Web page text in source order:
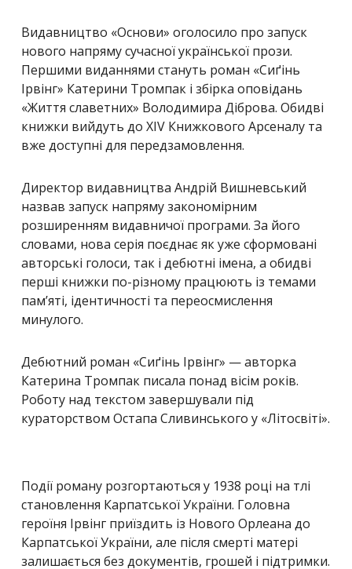
Видавництво «Основи» оголосило про запуск
нового напряму сучасної української прози.
Першими виданнями стануть роман «Сиґінь
Ірвінг» Катерини Тромпак і збірка оповідань
«Життя славетних» Володимира Діброва. Обидві
книжки вийдуть до XIV Книжкового Арсеналу та
вже доступні для передзамовлення.
Директор видавництва Андрій Вишневський
назвав запуск напряму закономірним
розширенням видавничої програми. За його
словами, нова серія поєднає як уже сформовані
авторські голоси, так і дебютні імена, а обидві
перші книжки по-різному працюють із темами
пам’яті, ідентичності та переосмислення
минулого.
Дебютний роман «Сиґінь Ірвінг» — авторка
Катерина Тромпак писала понад вісім років.
Роботу над текстом завершували під
кураторством Остапа Сливинського у «Літосвіті».
Події роману розгортаються у 1938 році на тлі
становлення Карпатської України. Головна
героїня Ірвінг приїздить із Нового Орлеана до
Карпатської України, але після смерті матері
залишається без документів, грошей і підтримки.